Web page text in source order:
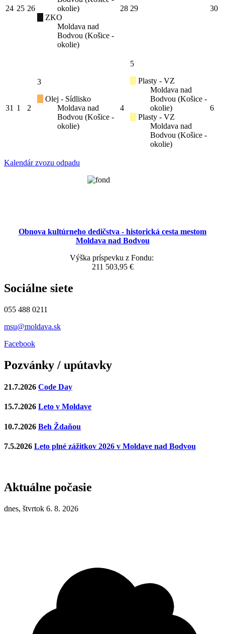
24 25 26
okolie)
ZKO
Moldava nad
Bodvou (Košice -
okolie)
28 29 30
31 1 2
3
Olej - Sídlisko
Moldava nad
Bodvou (Košice -
okolie)
4
5
Plasty - VZ
Moldava nad
Bodvou (Košice -
okolie)
Plasty - VZ
Moldava nad
Bodvou (Košice -
okolie)
6
Kalendár zvozu odpadu
Obnova kultúrneho dedičstva - historická cesta mestom
Moldava nad Bodvou
Výška príspevku z Fondu:
211 503,95 €
Sociálne siete
055 488 0211
msu@moldava.sk
Facebook
Pozvánky / upútavky
21.7.2026 Code Day
15.7.2026 Leto v Moldave
10.7.2026 Beh Ždaňou
7.5.2026 Leto plné zážitkov 2026 v Moldave nad Bodvou
Aktuálne počasie
dnes, štvrtok 6. 8. 2026